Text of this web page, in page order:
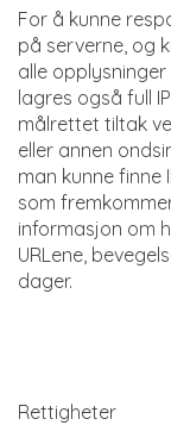
For å kunne
på serverne, og
alle
lagres også full
målrettet tiltak
eller annen
man kunne finne
som
informasjon om
URLene,
dager.
Rettigheter